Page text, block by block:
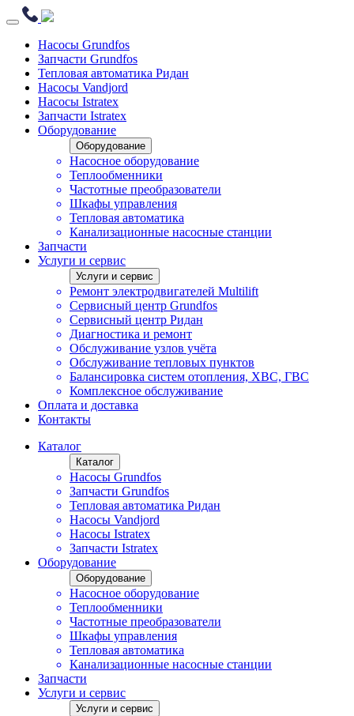
Насосы Grundfos
Запчасти Grundfos
Тепловая автоматика Ридан
Насосы Vandjord
Насосы Istratex
Запчасти Istratex
Оборудование
Оборудование
Насосное оборудование
Теплообменники
Частотные преобразователи
Шкафы управления
Тепловая автоматика
Канализационные насосные станции
Запчасти
Услуги и сервис
Услуги и сервис
Ремонт электродвигателей Multilift
Сервисный центр Grundfos
Сервисный центр Ридан
Диагностика и ремонт
Обслуживание узлов учёта
Обслуживание тепловых пунктов
Балансировка систем отопления, ХВС, ГВС
Комплексное обслуживание
Оплата и доставка
Контакты
Каталог
Каталог
Насосы Grundfos
Запчасти Grundfos
Тепловая автоматика Ридан
Насосы Vandjord
Насосы Istratex
Запчасти Istratex
Оборудование
Оборудование
Насосное оборудование
Теплообменники
Частотные преобразователи
Шкафы управления
Тепловая автоматика
Канализационные насосные станции
Запчасти
Услуги и сервис
Услуги и сервис